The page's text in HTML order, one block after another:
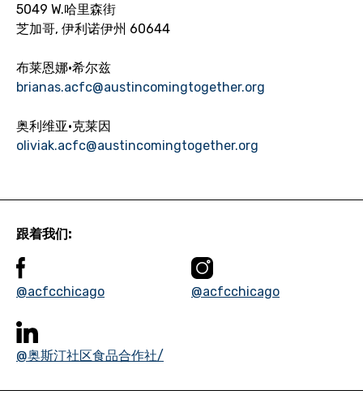
5049 W.哈里森街
芝加哥, 伊利诺伊州 60644
布莱恩娜·希尔兹
brianas.acfc@austincomingtogether.org
奥利维亚·克莱因
oliviak.acfc@austincomingtogether.org
跟着我们:
@acfcchicago @acfcchicago
@奥斯汀社区食品合作社/